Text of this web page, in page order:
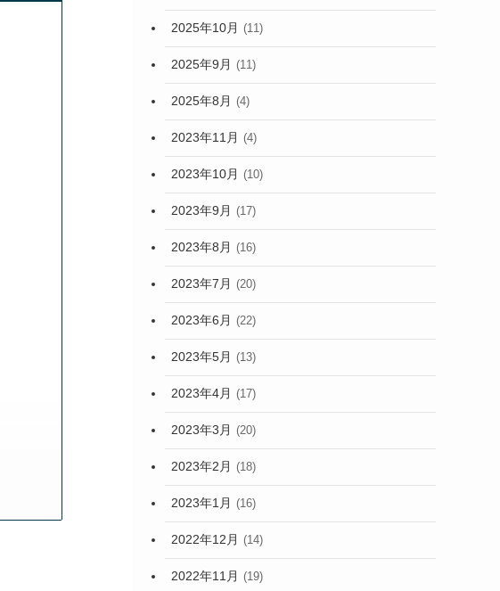
2025年10月 (11)
2025年9月 (11)
2025年8月 (4)
2023年11月 (4)
2023年10月 (10)
2023年9月 (17)
2023年8月 (16)
2023年7月 (20)
2023年6月 (22)
2023年5月 (13)
2023年4月 (17)
2023年3月 (20)
2023年2月 (18)
2023年1月 (16)
2022年12月 (14)
2022年11月 (19)